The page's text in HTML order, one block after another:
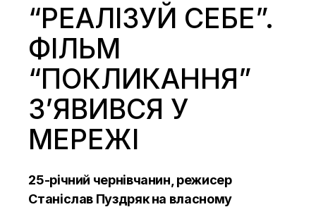
“РЕАЛІЗУЙ СЕБЕ”.
ФІЛЬМ
“ПОКЛИКАННЯ”
З’ЯВИВСЯ У
МЕРЕЖІ
25-річний чернівчанин, режисер
Станіслав Пуздряк на власному